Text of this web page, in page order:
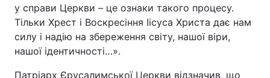
у справи Церкви – це ознаки такого процесу.
Тільки Хрест і Воскресіння Іісуса Христа дає нам
силу і надію на збереження світу, нашої віри,
нашої ідентичності…».
Патріарх Єрусалимської Церкви відзначив, що